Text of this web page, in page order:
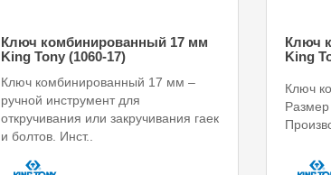
Ключ комбинированный 17 мм
King Tony (1060-17)
Ключ комбинированный 17 мм –
ручной инструмент для
откручивания или закручивания гаек
и болтов. Инст..
Ключ
King
Ключ